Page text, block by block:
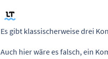
Es gibt klassischerweise drei
Auch hier wäre es falsch, ein